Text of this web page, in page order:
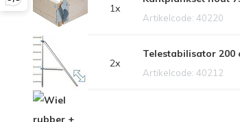
1x
Artikelcode: 40220
2x
Telestabilisator 200
Artikelcode: 40212